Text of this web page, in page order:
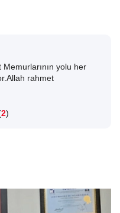
yolu her
rahmet
2)